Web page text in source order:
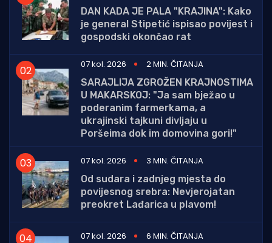
DAN KADA JE PALA "KRAJINA": Kako
je general Stipetić ispisao povijest i
gospodski okončao rat
07 kol. 2026
2 MIN. ČITANJA
SARAJLIJA ZGROŽEN KRAJNOSTIMA
U MAKARSKOJ: "Ja sam bježao u
poderanim farmerkama, a
ukrajinski tajkuni divljaju u
Poršeima dok im domovina gori!"
07 kol. 2026
3 MIN. ČITANJA
Od sudara i zadnjeg mjesta do
povijesnog srebra: Nevjerojatan
preokret Lađarica u plavom!
07 kol. 2026
6 MIN. ČITANJA